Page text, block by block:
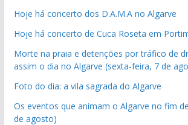
Hoje há concerto dos D.A.M.A no Algarve
Hoje há concerto de Cuca Roseta em
Morte na praia e detenções por tráfico de
assim o dia no Algarve (sexta-feira, 7 de
Foto do dia: a vila sagrada do Algarve
Os eventos que animam o Algarve no fim
de agosto)